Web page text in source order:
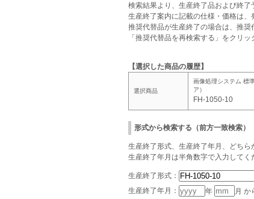
検索結果より、生産終了品および終了
生産終了案内に記載の仕様・価格は、
推奨代替品が生産終了の場合は、推奨
「推奨代替品を再検索する」をクリ
【選択した商品の履歴】
選択商品
画像処理システム 標
ア）
FH-1050-10
形式から検索する（前方一致検索）
生産終了形式、生産終了年月、どち
生産終了年月は半角数字で入力してく
生産終了形式：
生産終了年月：
年 月 か